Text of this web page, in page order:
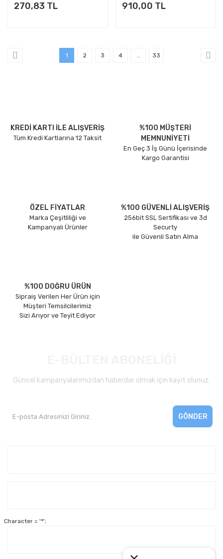
270,83 TL 910,00 TL
1 2 3 4 .. 33
KREDİ KARTI İLE ALIŞVERİŞ
Tüm Kredi Kartlarına 12 Taksit
%100 MÜŞTERİ
MEMNUNİYETİ
En Geç 3 İş Günü İçerisinde
Kargo Garantisi
ÖZEL FİYATLAR
Marka Çeşitliliği ve
Kampanyalı Ürünler
%100 GÜVENLİ ALIŞVERİŞ
256bit SSL Sertifikası ve 3d
Securty
ile Güvenli Satın Alma
%100 DOĞRU ÜRÜN
Sipraiş Verilen Her Ürün için
Müşteri Temsilcilerimiz
Sizi Arıyor ve Teyit Ediyor
Güncel kampanyalarımızdan haberdar olmak için kayıt olunuz.
GÖNDER
Character = '*';